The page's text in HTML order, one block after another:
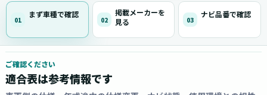
01
まず車種で確認
02
掲載メーカーを
見る
03
ナビ品番で確認
ご確認ください
適合表は参考情報です